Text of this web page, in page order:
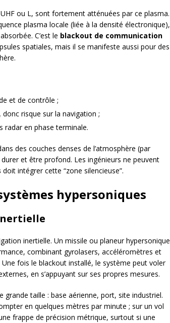
ou L, sont fortement atténuées par ce plasma.
plasma locale (liée à la densité électronique),
C’est le blackout de communication
spatiales, mais il se manifeste aussi pour des
et de contrôle ;
risque sur la navigation ;
radar en phase terminale.
des couches denses de l’atmosphère (par
et être profond. Les ingénieurs ne peuvent
doit intégrer cette “zone silencieuse”.
hypersoniques
inertielle. Un missile ou planeur hypersonique
combinant gyrolasers, accéléromètres et
fois le blackout installé, le système peut voler
en s’appuyant sur ses propres mesures.
taille : base aérienne, port, site industriel.
en quelques mètres par minute ; sur un vol
frappe de précision métrique, surtout si une